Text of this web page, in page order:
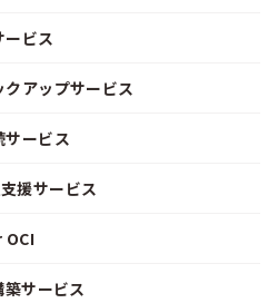
ービス
アップサービス
サービス
援サービス
OCI
サービス